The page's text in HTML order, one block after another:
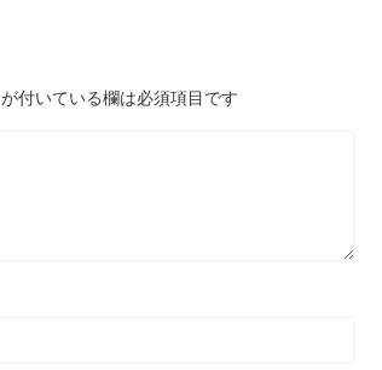
が付いている欄は必須項目です